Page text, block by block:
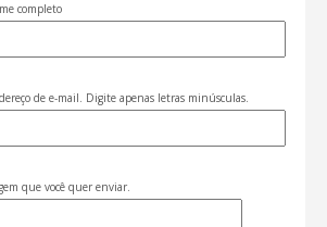
completo
de e-mail. Digite apenas letras minúsculas.
que você quer enviar.